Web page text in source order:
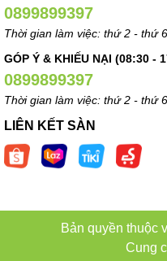
0899899397
Thời gian làm việc: thứ 2 - thứ 6
GÓP Ý & KHIẾU NẠI (08:30 -
0899899397
Thời gian làm việc: thứ 2 - thứ 6
LIÊN KẾT SÀN
Bản quyền thuộc
Cung